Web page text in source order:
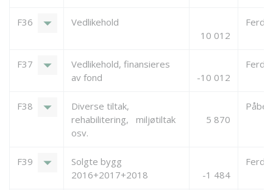
F36 arrow_drop_down
Vedlikehold
10 012
F37 arrow_drop_down
Vedlikehold, finansieres
av fond
-10 012
F38 arrow_drop_down
Diverse tiltak,
rehabilitering, miljøtiltak
osv.
5 870
F39 arrow_drop_down
Solgte bygg
2016+2017+2018
-1 484